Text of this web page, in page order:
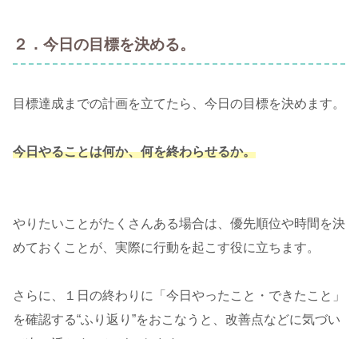
２．今日の目標を決める。
目標達成までの計画を立てたら、今日の目標を決めます。
今日やることは何か、何を終わらせるか。
やりたいことがたくさんある場合は、優先順位や時間を決
めておくことが、実際に行動を起こす役に立ちます。
さらに、１日の終わりに「今日やったこと・できたこと」
を確認する“ふり返り”をおこなうと、改善点などに気づい